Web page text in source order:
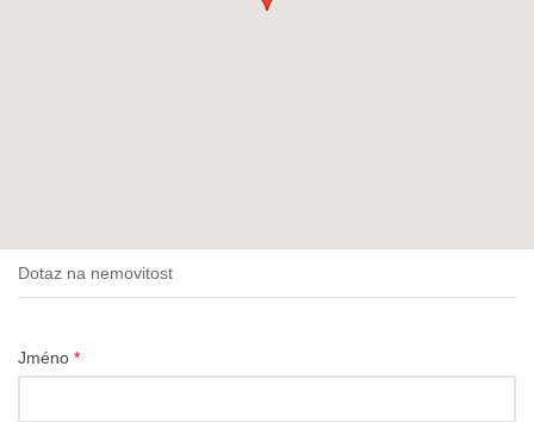
Dotaz na nemovitost
Jméno *